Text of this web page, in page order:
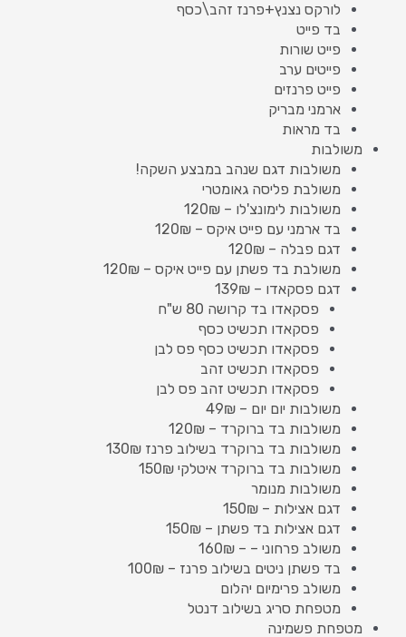
לורקס נצנץ+פרנז זהב\כסף
בד פייט
פייט שורות
פייטים ערב
פייט פרנזים
ארמני מבריק
בד מראות
משולבות
משולבות דגם שנהב במבצע השקה!
משולבת פליסה גאומטרי
משולבות לימונצ'לו – 120₪
בד ארמני עם פייט איקס – 120₪
דגם פבלה – 120₪
משולבת בד פשתן עם פייט איקס – 120₪
דגם פסקאדו – 139₪
פסקאדו בד קרושה 80 ש"ח
פסקאדו תכשיט כסף
פסקאדו תכשיט כסף פס לבן
פסקאדו תכשיט זהב
פסקאדו תכשיט זהב פס לבן
משולבות יום יום – 49₪
משולבות בד ברוקרד – 120₪
משולבות בד ברוקרד בשילוב פרנז 130₪
משולבות בד ברוקרד איטלקי 150₪
משולבות מנומר
דגם אצילות – 150₪
דגם אצילות בד פשתן – 150₪
משולב פרחוני – – 160₪
בד פשתן ניטים בשילוב פרנז – 100₪
משולב פרימיום יהלום
מטפחת סריג בשילוב דנטל
מטפחת פשמינה